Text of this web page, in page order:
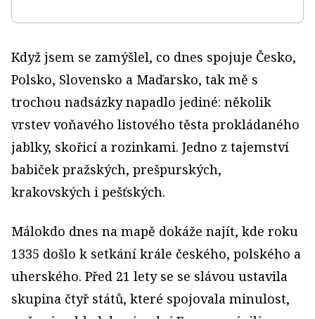
Když jsem se zamýšlel, co dnes spojuje Česko,
Polsko, Slovensko a Maďarsko, tak mě s
trochou nadsázky napadlo jediné: několik
vrstev voňavého listového těsta prokládaného
jablky, skořicí a rozinkami. Jedno z tajemství
babiček pražských, prešpurských,
krakovských i pešťských.
Málokdo dnes na mapě dokáže najít, kde roku
1335 došlo k setkání krále českého, polského a
uherského. Před 21 lety se se slávou ustavila
skupina čtyř států, které spojovala minulost,